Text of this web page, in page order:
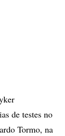
de testes no
Tormo, na